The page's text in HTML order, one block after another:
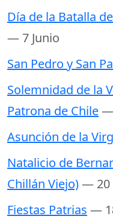
Día de la Batalla
— 7 Junio
San Pedro y San
Solemnidad de la
Patrona de Chile—
Asunción de la
Natalicio de
Chillán Viejo)— 20
Fiestas Patrias —